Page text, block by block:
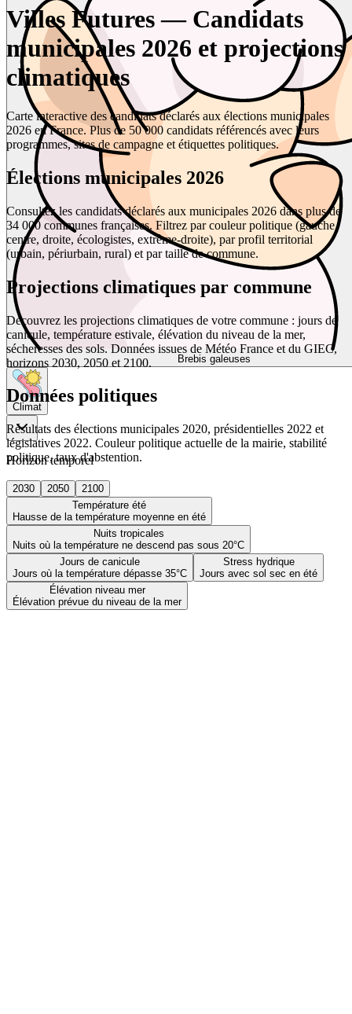
Brebis galeuses
Climat
Horizon temporel
2030 2050
2100
Température été
Hausse de la température moyenne en été
Nuits tropicales
Nuits où la température ne descend pas sous 20°C
Jours de canicule
Jours où la température dépasse 35°C
Stress hydrique
Jours avec sol sec en été
Élévation niveau mer
Élévation prévue du niveau de la mer
Villes Futures — Candidats
municipales 2026 et projections
climatiques
Carte interactive des candidats déclarés aux élections municipales
2026 en France. Plus de 50 000 candidats référencés avec leurs
programmes, sites de campagne et étiquettes politiques.
Élections municipales 2026
Consultez les candidats déclarés aux municipales 2026 dans plus de
34 000 communes françaises. Filtrez par couleur politique (gauche,
centre, droite, écologistes, extrême-droite), par profil territorial
(urbain, périurbain, rural) et par taille de commune.
Projections climatiques par commune
Découvrez les projections climatiques de votre commune : jours de
canicule, température estivale, élévation du niveau de la mer,
sécheresses des sols. Données issues de Météo France et du GIEC,
horizons 2030, 2050 et 2100.
Données politiques
Résultats des élections municipales 2020, présidentielles 2022 et
législatives 2022. Couleur politique actuelle de la mairie, stabilité
politique, taux d'abstention.